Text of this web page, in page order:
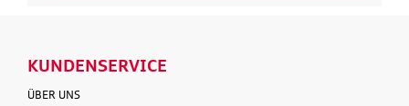
KUNDENSERVICE
ÜBER UNS